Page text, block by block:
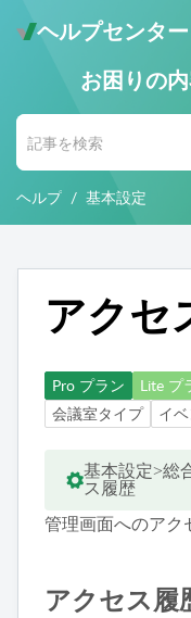
ヘルプセンター
メ
お電話・
お困りの
ヘルプ 基本設定
アクセ
Pro プラン Lite プ
会議室タイプ
イ
基本設定>総
ス履歴
管理画面へのアク
アクセス履